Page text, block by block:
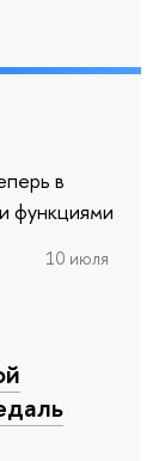
в
функциями
10 июля